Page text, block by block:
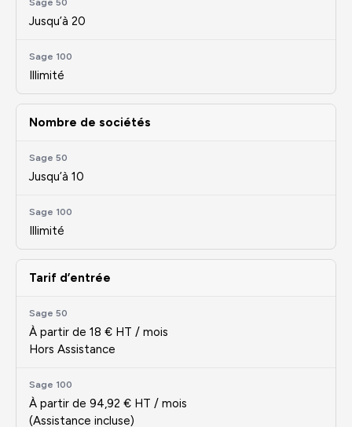
Jusqu’à 20
Illimité
Nombre de sociétés
Jusqu’à 10
Illimité
Tarif d’entrée
À partir de 18 € HT / mois
Hors Assistance
À partir de 94,92 € HT / mois
(Assistance incluse)